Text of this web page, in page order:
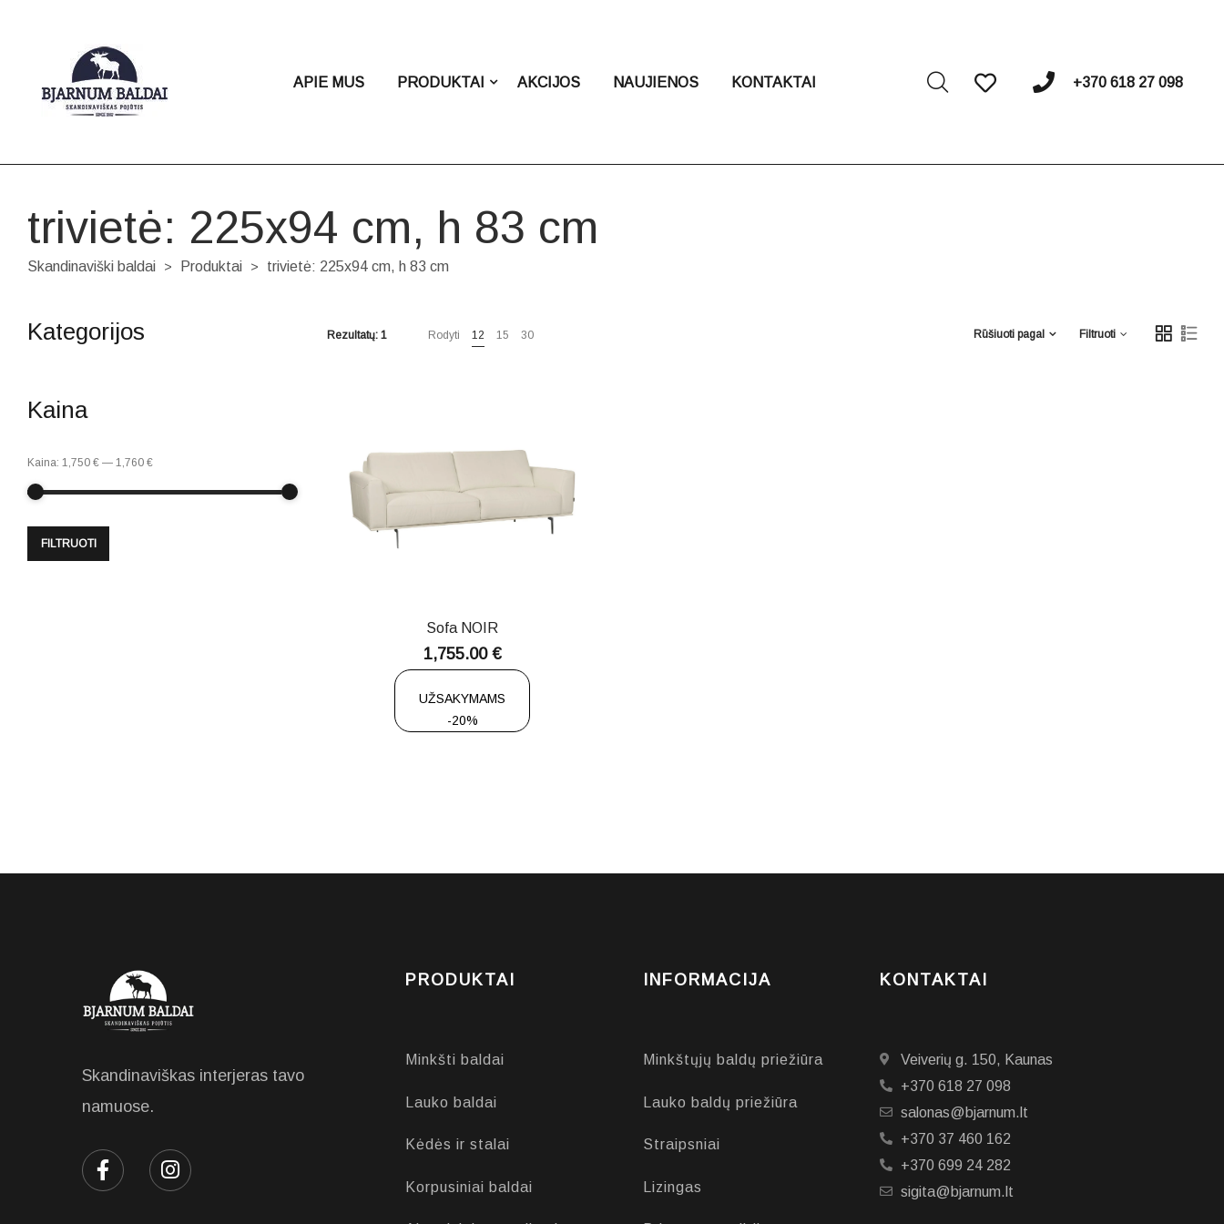
APIE MUS PRODUKTAI AKCIJOS NAUJIENOS KONTAKTAI +370 618 27 098
trivietė: 225x94 cm, h 83 cm
Skandinaviški baldai > Produktai > trivietė: 225x94 cm, h 83 cm
Rezultatų: 1 Rodyti 12 15 30 Filtruoti
Rūšiuoti pagal
Sofa NOIR
1,755.00 €
UŽSAKYMAMS
-20%
Kategorijos
Kaina
FILTRUOTI
Kaina: 1,750 € — 1,760 €
Skandinaviškas interjeras tavo
namuose.
PRODUKTAI
Minkšti baldai
Lauko baldai
Kėdės ir stalai
Korpusiniai baldai
INFORMACIJA
Minkštųjų baldų priežiūra
Lauko baldų priežiūra
Straipsniai
Lizingas
KONTAKTAI
Veiverių g. 150, Kaunas
+370 618 27 098
salonas@bjarnum.lt
+370 37 460 162
+370 699 24 282
sigita@bjarnum.lt